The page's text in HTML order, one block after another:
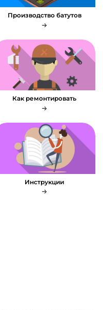
Производство батутов
Как ремонтировать
Инструкции